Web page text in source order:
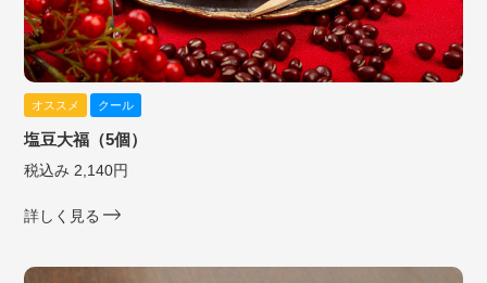
オススメ クール
塩豆大福（5個）
税込み 2,140円
詳しく見る